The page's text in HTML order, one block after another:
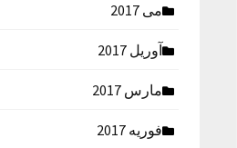
می 2017
آوریل 2017
مارس 2017
فوریه 2017